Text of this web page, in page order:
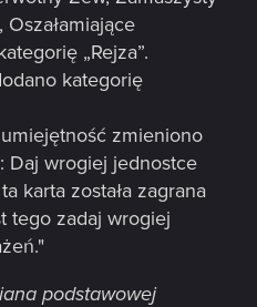
Oszałamiające
„Rejza”.
kategorię
zmieniono
Daj wrogiej jednostce
karta została zagrana
tego zadaj wrogiej
podstawowej